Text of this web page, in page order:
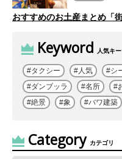
おすすめのお土産まとめ「
Keyword 人気キ
タクシー 人気 シ
ダンブッラ
名所
絶景
象 バワ建築
Category カテゴリ